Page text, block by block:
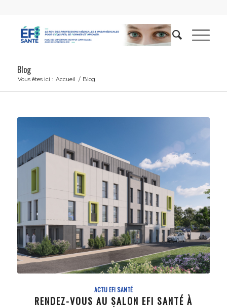
Blog
Vous êtes ici : Accueil / Blog
ACTU EFI SANTÉ
RENDEZ-VOUS AU SALON EFI SANTÉ À